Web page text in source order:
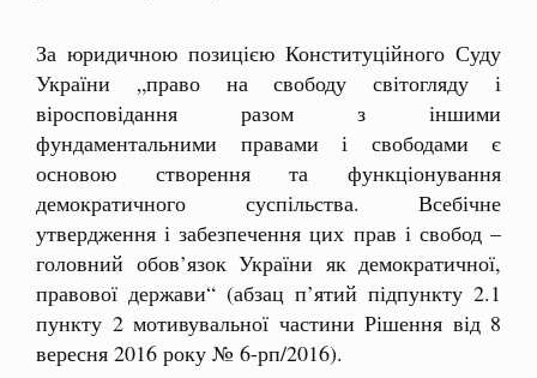
За юридичною позицією Конституційного Суду
України „право на свободу світогляду і
віросповідання разом з іншими
фундаментальними правами і свободами є
основою створення та функціонування
демократичного суспільства. Всебічне
утвердження і забезпечення цих прав і свобод –
головний обов’язок України як демократичної,
правової держави“ (абзац п’ятий підпункту 2.1
пункту 2 мотивувальної частини Рішення від 8
вересня 2016 року № 6-рп/2016).